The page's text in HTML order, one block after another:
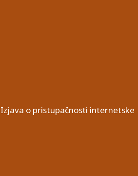
Izjava o pristupačnosti internetske